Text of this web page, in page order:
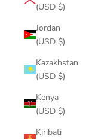
(USD $)
Jordan
(USD $)
Kazakhstan
(USD $)
Kenya
(USD $)
Kiribati